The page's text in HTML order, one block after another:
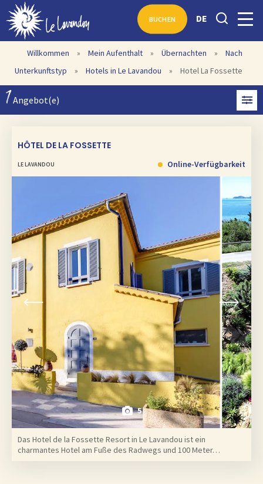
BUCHEN DE
Willkommen » Mein Aufenthalt » Übernachten »
Nach
Unterkunftstyp
» Hotels in Le Lavandou » Hotel La Fossette
1Angebot(e)
HÔTEL DE LA FOSSETTE
LE LAVANDOU
5
Online-Verfügbarkeit
Das Hotel de la Fossette Resort in Le Lavandou ist ein
charmantes Hotel am Fuße des Radwegs und 100 Meter…